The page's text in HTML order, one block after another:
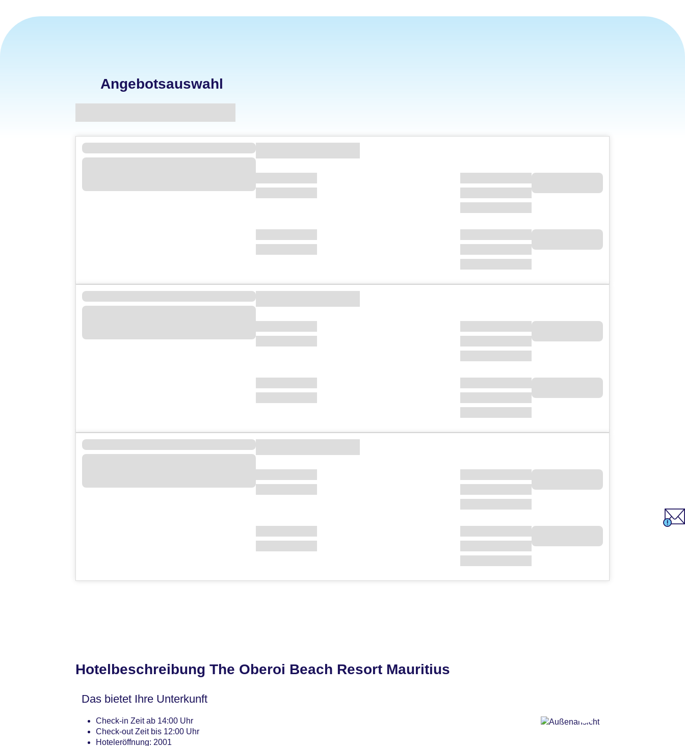
Angebotsauswahl
Hotelbeschreibung The Oberoi Beach Resort Mauritius
Das bietet Ihre Unterkunft
Check-in Zeit ab 14:00 Uhr
Check-out Zeit bis 12:00 Uhr
Hoteleröffnung: 2001